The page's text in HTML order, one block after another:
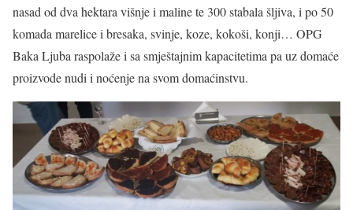
nasad od dva hektara višnje i maline te 300 stabala šljiva, i po 50
komada marelice i bresaka, svinje, koze, kokoši, konji… OPG
Baka Ljuba raspolaže i sa smještajnim kapacitetima pa uz domaće
proizvode nudi i noćenje na svom domaćinstvu.